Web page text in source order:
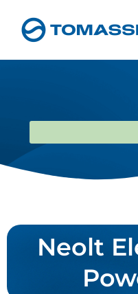
naar
inhoud
Neolt